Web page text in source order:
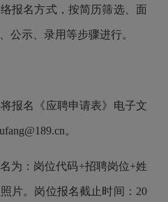
报名方式， 按简历筛选、面
公示、录用等步骤进行。
报名《应聘申请表》电子文
。
为：岗位代码+招聘岗位+姓
片。 岗位报名截止时间：20